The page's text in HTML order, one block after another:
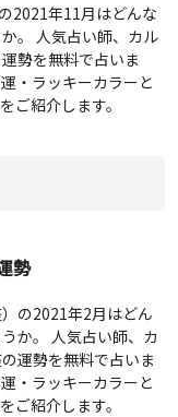
2021年11月はどんな
。 人気占い師、カル
勢を無料で占いま
・ラッキーカラーと
ご紹介します。
勢
の2021年2月はどん
か。 人気占い師、カ
運勢を無料で占いま
・ラッキーカラーと
ご紹介します。